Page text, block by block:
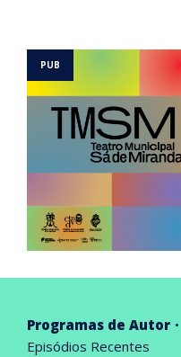
Programas de Autor
Episódios Recentes